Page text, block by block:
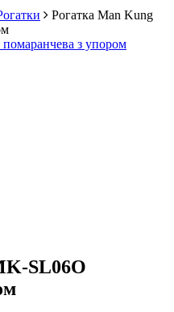
Рогатка Man Kung
SL06O